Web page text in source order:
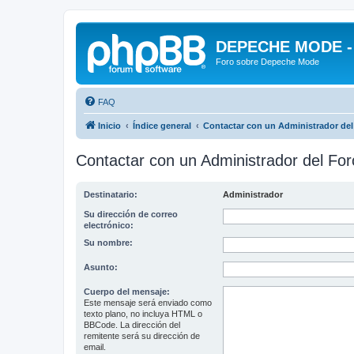
DEPECHE MODE
Foro sobre Depeche Mode
FAQ
Inicio Índice general Contactar con un Administrador
Contactar con un Administrador del
Destinatario: Administrador
Su dirección de correo
electrónico:
Su nombre:
Asunto:
Cuerpo del mensaje:
Este mensaje será enviado como
texto plano, no incluya HTML o
BBCode. La dirección del
remitente será su dirección de
email.